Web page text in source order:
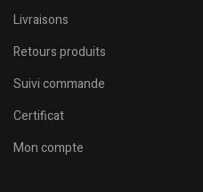
Livraisons
Retours produits
Suivi commande
Certificat
Mon compte